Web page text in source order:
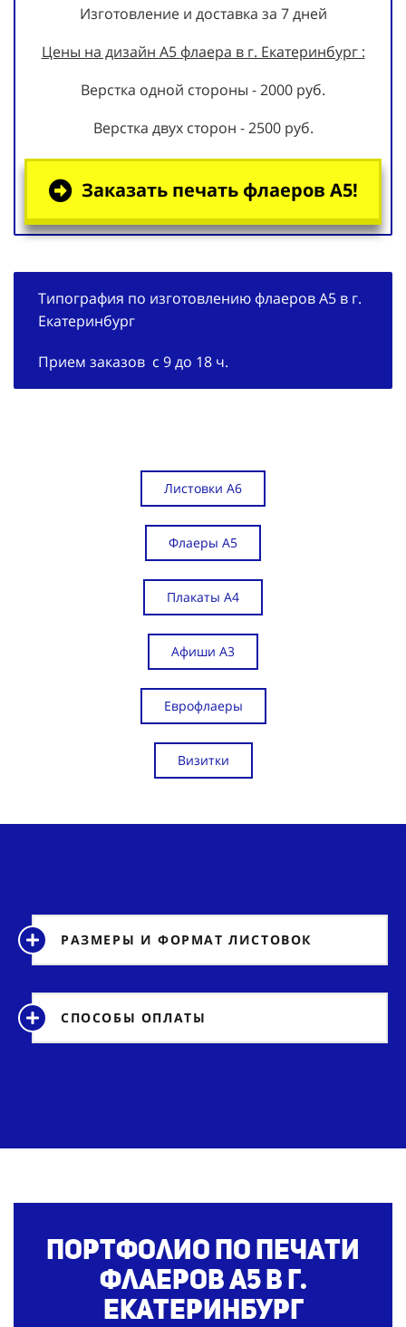
Изготовление и доставка за 7 дней
Цены на дизайн А5 флаера в г. Екатеринбург :
Верстка одной стороны - 2000 руб.
Верстка двух сторон - 2500 руб.
Заказать печать флаеров А5!
Типография по изготовлению флаеров А5 в г.
Екатеринбург
Прием заказов с 9 до 18 ч.
Листовки А6
Флаеры А5
Плакаты А4
Афиши А3
Еврофлаеры
Визитки
РАЗМЕРЫ И ФОРМАТ ЛИСТОВОК
СПОСОБЫ ОПЛАТЫ
Портфолио по печати
флаеров А5в г.
Екатеринбург